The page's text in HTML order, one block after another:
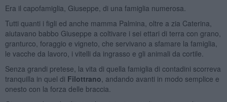
Era il capofamiglia, Giuseppe, di una famiglia numerosa.
Tutti quanti i figli ed anche mamma Palmina, oltre a zia Caterina,
aiutavano babbo Giuseppe a coltivare i sei ettari di terra con grano,
granturco, foraggio e vigneto, che servivano a sfamare la famiglia,
le vacche da lavoro, i vitelli da ingrasso e gli animali da cortile.
Senza grandi pretese, la vita di quella famiglia di contadini scorreva
tranquilla in quel di Filottrano , andando avanti in modo semplice e
onesto con la forza delle braccia.